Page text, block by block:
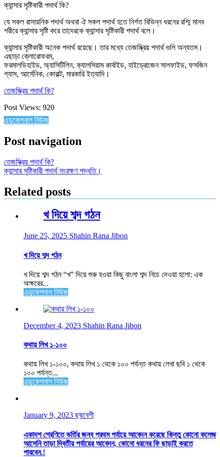
ক্যান্সার সৃষ্টিকারী পদার্থ কি?
যে সকল রাসায়নিক পদার্থ অথবা ঐ সকল পদার্থ হতে নির্গত বিভিন্ন ধরনের রশ্মি মানব
শরীরে ক্যান্সার সৃষ্টি করে তাদেরকে ক্যান্সার সৃষ্টিকারী পদার্থ বলে।
ক্যান্সার সৃষ্টিকারী অনেক পদার্থ রয়েছে। তার মধ্যে তেজস্ক্রিয় পদার্থ গুলি অন্যতম।
এছাড়া ক্লোরোফরম,
ফরমালডিহাইড, অ্যাসিটিলিন, ক্যালসিয়াম কার্বাইড, হাইড্রোজেন সালফাইড, ফসজিন
গ্যাস, আর্সেনিক, কোবাল্ট, মারকারি ইত্যাদি।
তেজস্ক্রিয় পদার্থ কি?
Post Views: 920
এডুকেশনাল নিউজ
Post navigation
তেজস্ক্রিয় পদার্থ কি?
ক্যান্সার সৃষ্টিকারী পদার্থ সংরক্ষণ পদ্ধতি।
Related posts
খ দিয়ে শব্দ গঠন
June 25, 2025 Shahin Rana Jibon
খ দিয়ে শব্দ গঠন
খ দিয়ে শব্দ গঠন “খ” দিয়ে শুরু হওয়া কিছু বাংলা শব্দ নিচে দেওয়া হলো: এক
অক্ষরের...
এডুকেশনাল নিউজ
December 4, 2023 Shahin Rana Jibon
কথায় লিখ ১-১০০
কথায় লিখ ১-১০০, কথায় লিখ ১ থেকে ১০০ পর্যন্ত কথায় লেখা ছবি ১ থেকে
১০০ পর্যন্ত...
এডুকেশনাল নিউজ
January 9, 2023 ছদ্মবেশী
একাদশ শ্রেণিতে ভর্তির জন্য প্রথম পর্যায়ে আবেদন করেছে কিন্তু কোনো কলেজ
আসেনি তাড়া দ্বিতীয় পর্যায়ের আবেদন, কোনো ধরনের ফি ছাড়াই করতে
পারবেন.!